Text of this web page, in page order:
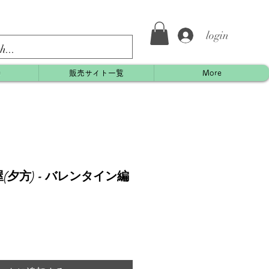
login
販売サイト一覧 More
夕方) - バレンタイン編